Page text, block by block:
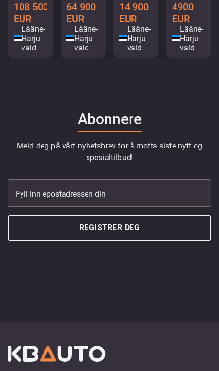
108 500
EUR
Lääne-
Harju
vald
64 900
EUR
Lääne-
Harju
vald
14 900
EUR
Lääne-
Harju
vald
4900
EUR
Lääne-
Harju
vald
Abonnere
Meld deg på vårt nyhetsbrev for å motta siste nytt og
spesialtilbud!
Fyll inn epostadressen din
REGISTRER DEG